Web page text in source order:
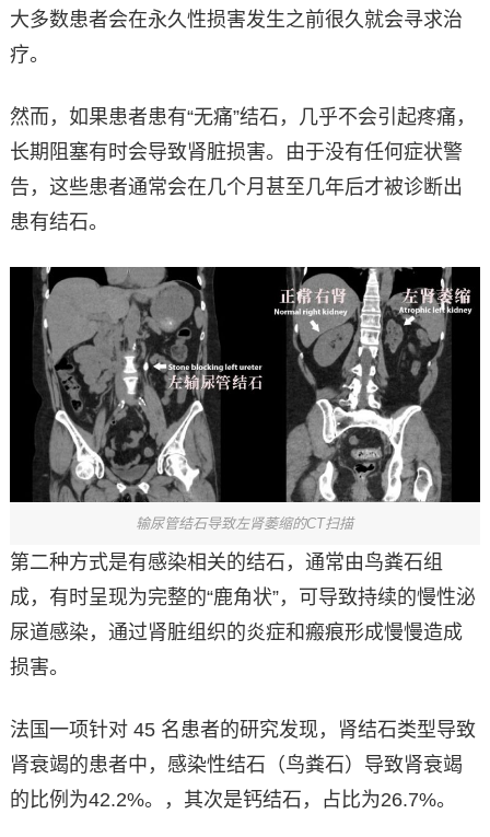
大多数患者会在永久性损害发生之前很久就会寻求治
疗。
然而，如果患者患有“无痛”结石，几乎不会引起疼痛，
长期阻塞有时会导致肾脏损害。由于没有任何症状警
告，这些患者通常会在几个月甚至几年后才被诊断出
患有结石。
输尿管结石导致左肾萎缩的CT扫描
第二种方式是有感染相关的结石，通常由鸟粪石组
成，有时呈现为完整的“鹿角状”，可导致持续的慢性泌
尿道感染，通过肾脏组织的炎症和瘢痕形成慢慢造成
损害。
法国一项针对 45 名患者的研究发现，肾结石类型导致
肾衰竭的患者中，感染性结石（鸟粪石）导致肾衰竭
的比例为42.2%。，其次是钙结石，占比为26.7%。